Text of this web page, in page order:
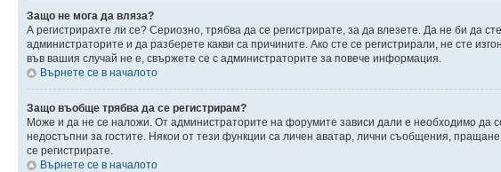
Защо не мога да вляза?
А регистрирахте ли се? Сериозно, трябва да се регистрирате, за да влезете. Да не би да
администраторите и да разберете какви са причините. Ако сте се регистрирали, не сте
във вашия случай не е, свържете се с администраторите за повече информация.
Върнете се в началото
Защо въобще трябва да се регистрирам?
Може и да не се наложи. От администраторите на форумите зависи дали е необходимо да
недостъпни за гостите. Някои от тези функции са личен аватар, лични съобщения,
се регистрирате.
Върнете се в началото